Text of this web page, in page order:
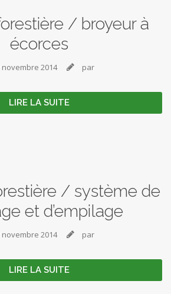
/ broyeur à
écorces
novembre 2014  par
LIRE LA SUITE
/ système de
et d’empilage
novembre 2014  par
LIRE LA SUITE